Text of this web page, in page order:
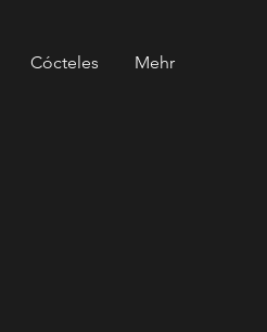
Cócteles Mehr